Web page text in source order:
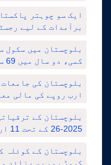
ایک سو چوہتر
برآمدات کے لیے
بلوچستان میں سکول
کمی، دو سال میں 69 سے 45 فیصد تک آگئی
ارب روپے کی مالی
بلوچستان کے
2025-26 کے تحت 11 ارب روپے جاری
کروڑ روپے سے زائد